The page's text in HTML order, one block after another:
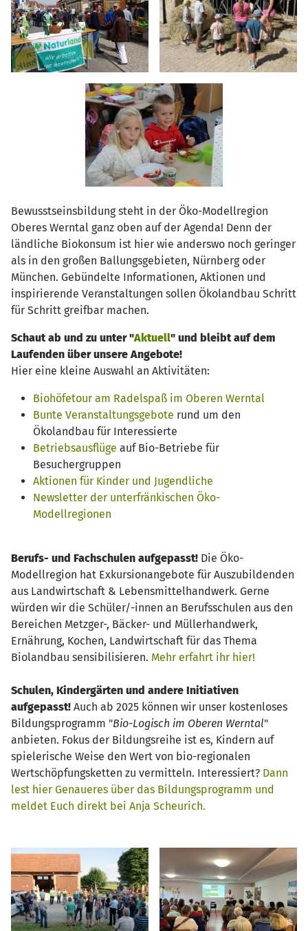
Bewusstseinsbildung steht in der Öko-Modellregion
Oberes Werntal ganz oben auf der Agenda! Denn der
ländliche Biokonsum ist hier wie anderswo noch geringer
als in den großen Ballungsgebieten, Nürnberg oder
München. Gebündelte Informationen, Aktionen und
inspirierende Veranstaltungen sollen Ökolandbau Schritt
für Schritt greifbar machen.
Schaut ab und zu unter "Aktuell" und bleibt auf dem
Laufenden über unsere Angebote!
Hier eine kleine Auswahl an Aktivitäten:
Biohöfetour am Radelspaß im Oberen Werntal
Bunte Veranstaltungsgebote rund um den
Ökolandbau für Interessierte
Betriebsausflüge auf Bio-Betriebe für
Besuchergruppen
Aktionen für Kinder und Jugendliche
Newsletter der unterfränkischen Öko-
Modellregionen
Berufs- und Fachschulen aufgepasst! Die Öko-
Modellregion hat Exkursionangebote für Auszubildenden
aus Landwirtschaft & Lebensmittelhandwerk. Gerne
würden wir die Schüler/-innen an Berufsschulen aus den
Bereichen Metzger-, Bäcker- und Müllerhandwerk,
Ernährung, Kochen, Landwirtschaft für das Thema
Biolandbau sensibilisieren. Mehr erfahrt ihr hier!
Schulen, Kindergärten und andere Initiativen
aufgepasst! Auch ab 2025 können wir unser kostenloses
Bildungsprogramm "Bio-Logisch im Oberen Werntal"
anbieten. Fokus der Bildungsreihe ist es, Kindern auf
spielerische Weise den Wert von bio-regionalen
Wertschöpfungsketten zu vermitteln. Interessiert? Dann
lest hier Genaueres über das Bildungsprogramm und
meldet Euch direkt bei Anja Scheurich.